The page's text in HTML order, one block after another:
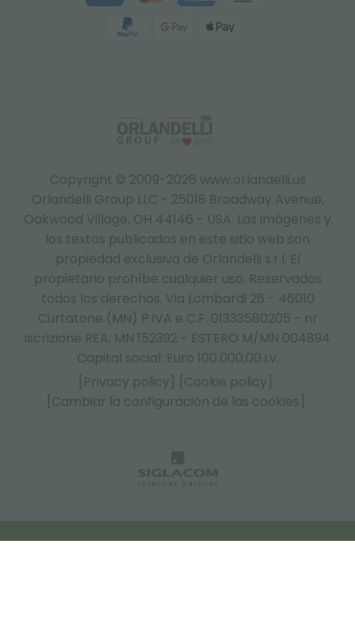
Copyright © 2009-2026 www.orlandelli.us
Orlandelli Group LLC - 25018 Broadway Avenue,
Oakwood Village, OH 44146 - USA. Las imágenes y
los textos publicados en este sitio web son
propiedad exclusiva de Orlandelli s.r.l. El
propietario prohíbe cualquier uso. Reservados
todos los derechos. Via Lombardi 26 - 46010
Curtatone (MN) P.IVA e C.F. 01333580205 - nr
iscrizione REA: MN 152392 - ESTERO M/MN 004894
Capital social: Euro 100.000,00 i.v.
[Privacy policy]
[Cookie policy]
[Cambiar la configuración de las cookies]